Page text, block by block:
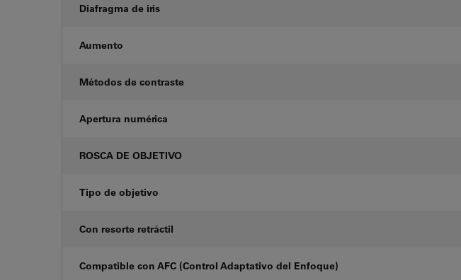
Diafragma de iris
Aumento
Métodos de contraste
Apertura numérica
ROSCA DE OBJETIVO
Tipo de objetivo
Con resorte retráctil
Compatible con AFC (Control Adaptativo del Enfoque)